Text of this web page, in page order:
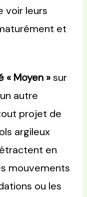
voir leurs
et
« Moyen »sur
autre
projet de
argileux
en
mouvements
ou les